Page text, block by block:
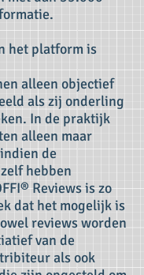
het platform is
alleen objectief
als zij onderling
In de praktijk
alleen maar
de
hebben
Reviews is zo
dat het mogelijk is
reviews worden
van de
als ook